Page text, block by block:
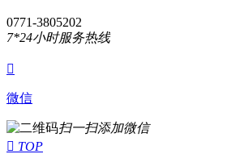
0771-3805202
7*24小时服务热线

微信
扫一扫添加微信
 TOP